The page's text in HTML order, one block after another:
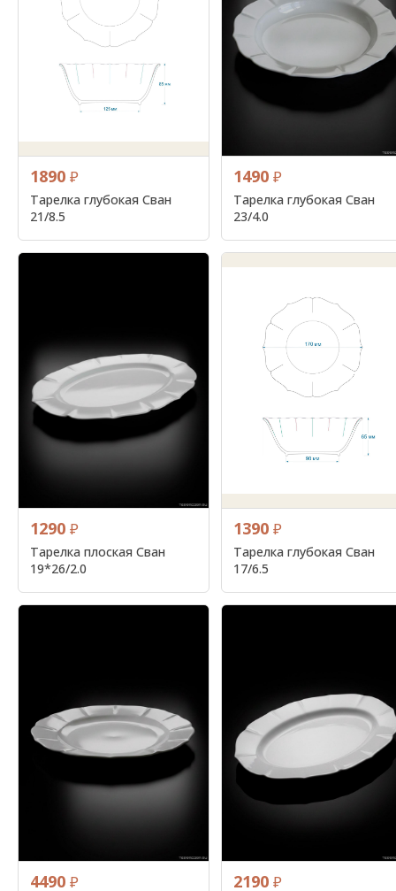
1890 ₽
Тарелка глубокая Сван
21/8.5
1490 ₽
Тарелка глубокая Сван
23/4.0
1290 ₽
Тарелка плоская Сван
19*26/2.0
1390 ₽
Тарелка глубокая Сван
17/6.5
4490 ₽ 2190 ₽